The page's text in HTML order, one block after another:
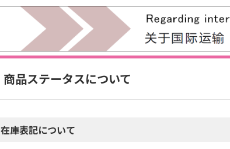
商品ステータスについて
在庫表記について